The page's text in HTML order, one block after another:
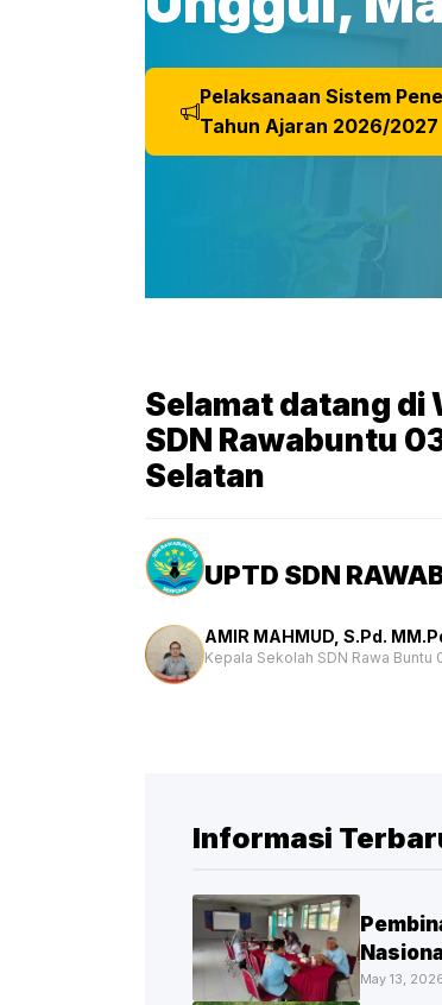
Pelaksanaan Sistem
Tahun Ajaran 2026/2027
Selamat datang di
SDN Rawabuntu
Selatan
UPTD SDN
AMIR MAHMUD, S.Pd.
Kepala Sekolah SDN Rawa Buntu
Informasi
May 13,